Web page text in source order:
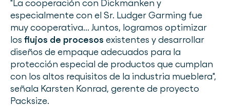
"La cooperación con Dickmänken y
especialmente con el Sr. Ludger Garming fue
muy cooperativa... Juntos, logramos optimizar
los flujos de procesos existentes y desarrollar
diseños de empaque adecuados para la
protección especial de productos que cumplan
con los altos requisitos de la industria mueblera",
señala Karsten Konrad, gerente de proyecto
Packsize.